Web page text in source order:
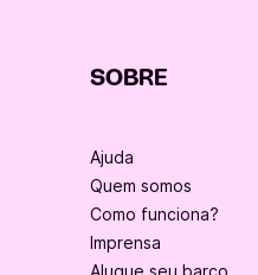
SOBRE
Ajuda
Quem somos
Como funciona?
Imprensa